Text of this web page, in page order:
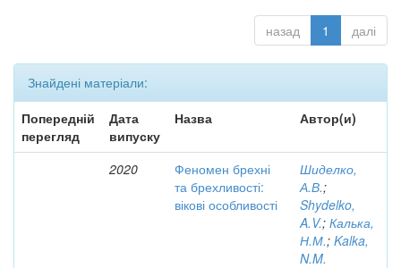
назад 1 далі
Знайдені матеріали:
Попередній
перегляд
Дата
випуску
Назва Автор(и)
2020
Феномен брехні
та брехливості:
вікові особливості
Шиделко,
А.В.;
Shydelko,
A.V.; Калька,
Н.М.; Kalka,
N.M.